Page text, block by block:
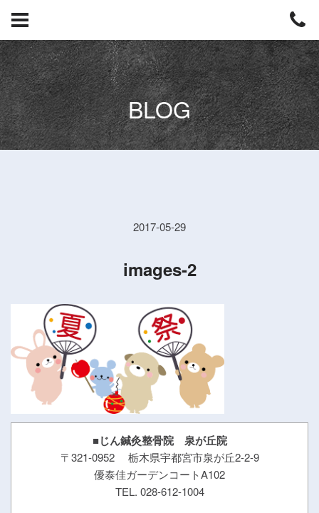
BLOG
2017-05-29
images-2
■じん鍼灸整骨院 泉が丘院
〒321-0952 栃木県宇都宮市泉が丘2-2-9
優泰佳ガーデンコートA102
TEL. 028-612-1004